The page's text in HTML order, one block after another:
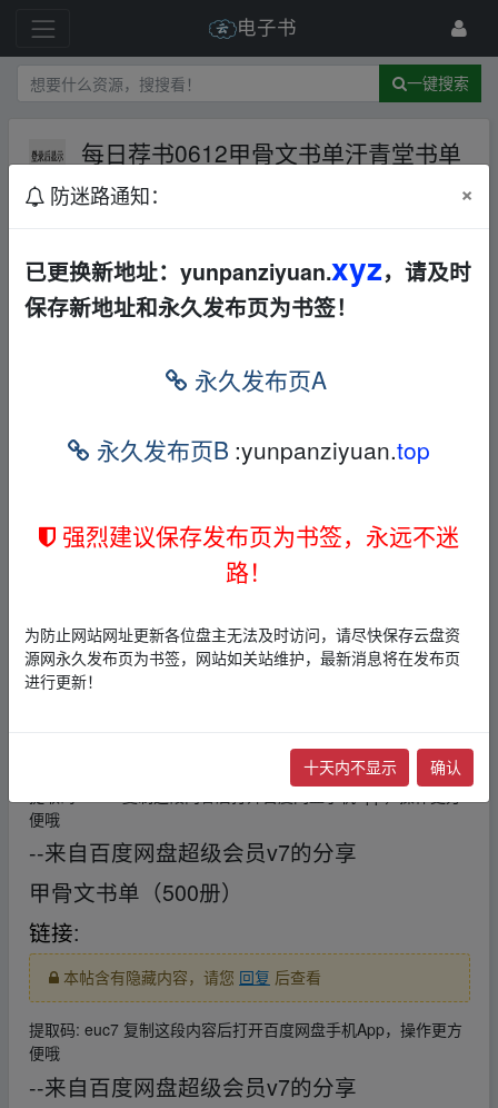
电子书
一键搜索
每日荐书0612甲骨文书单汗青堂书单
AL
每日荐书0612 甲骨文书单 汗青堂书单
w﹏ww.y_un pan_zi、yu▪an.xy z
每日荐书0612 、fr om w﹏ww.y_un pan_zi、yu▪an.xy z
每日荐书0612
链接:
后查看
便哦
--来自百度网盘超级会员v7的分享
甲骨文书单（500册）
链接:
本帖含有隐藏内容，请您 回复 后查看
提取码: euc7 复制这段内容后打开百度网盘手机App，操作更方
便哦
--来自百度网盘超级会员v7的分享
防迷路通知： ×
已更换新地址：yunpanziyuan.xyz，请及时
保存新地址和永久发布页为书签！
永久发布页A
永久发布页B :yunpanziyuan.top
强烈建议保存发布页为书签，永远不迷
路！
为防止网站网址更新各位盘主无法及时访问，请尽快保存云盘资
源网永久发布页为书签，网站如关站维护，最新消息将在发布页
进行更新！
十天内不显示 确认